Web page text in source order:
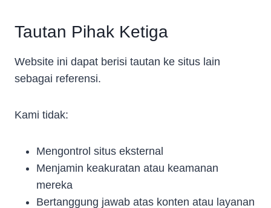
Tautan Pihak Ketiga
Website ini dapat berisi tautan ke situs lain
sebagai referensi.
Kami tidak:
Mengontrol situs eksternal
Menjamin keakuratan atau keamanan
mereka
Bertanggung jawab atas konten atau layanan